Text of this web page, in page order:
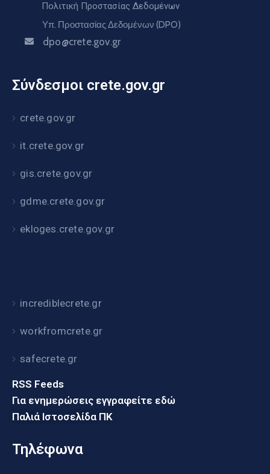
Πολιτική Προστασίας Δεδομένων
Υπ. Προστασίας Δεδομένων (DPO)
dpo@crete.gov.gr
Σύνδεσμοι crete.gov.gr
crete.gov.gr
it.crete.gov.gr
gis.crete.gov.gr
gdme.crete.gov.gr
ekloges.crete.gov.gr
incrediblecrete.gr
workfromcrete.gr
safecrete.gr
RSS Feeds
Για ενημερώσεις εγγραφείτε εδώ
Παλιά Ιστοσελίδα ΠΚ
Τηλέφωνα